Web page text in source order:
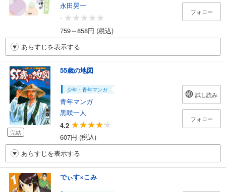
永田晃一
-
759～858円 (税込)
フォロー
あらすじを表示する
完結
55歳の地図
少年・青年マンガ
青年マンガ
黒咲一人
4.2
607円 (税込)
試し読み
フォロー
あらすじを表示する
でぃす×こみ